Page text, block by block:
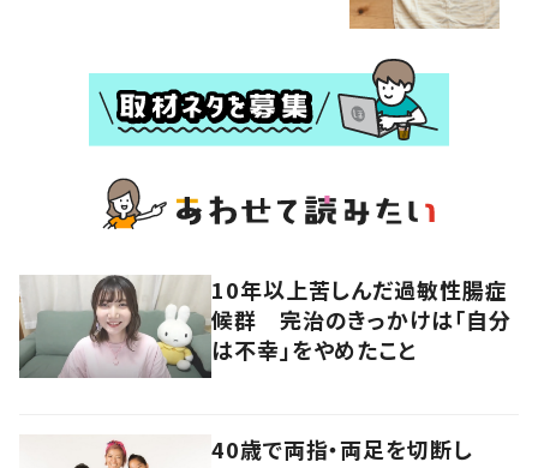
10年以上苦しんだ過敏性腸症
候群 完治のきっかけは「自分
は不幸」をやめたこと
40歳で両指・両足を切断し